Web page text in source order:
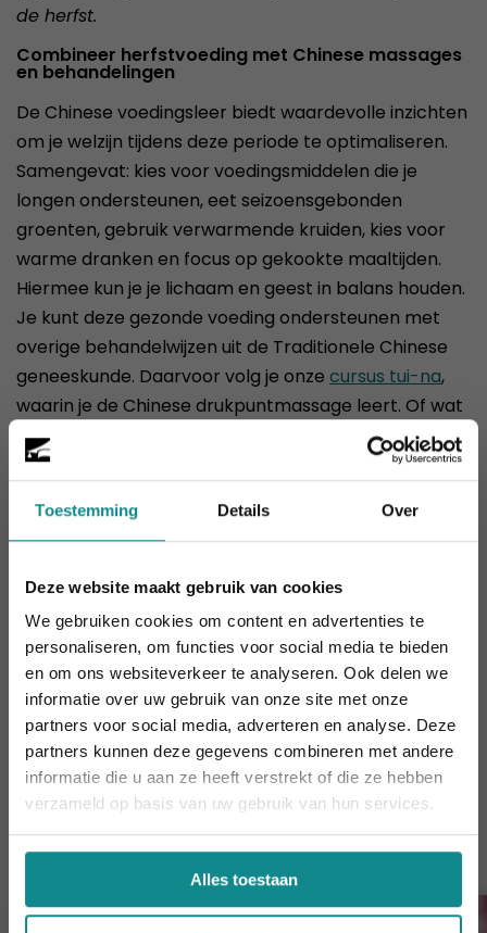
Toestemming Details Over
Deze website maakt gebruik van cookies
We gebruiken cookies om content en advertenties te
personaliseren, om functies voor social media te bieden
en om ons websiteverkeer te analyseren. Ook delen we
informatie over uw gebruik van onze site met onze
partners voor social media, adverteren en analyse. Deze
partners kunnen deze gegevens combineren met andere
informatie die u aan ze heeft verstrekt of die ze hebben
verzameld op basis van uw gebruik van hun services.
Alles toestaan
de herfst.
Combineer herfstvoeding met Chinese massages
en behandelingen
De Chinese voedingsleer biedt waardevolle inzichten
om je welzijn tijdens deze periode te optimaliseren.
Samengevat: kies voor voedingsmiddelen die je
longen ondersteunen, eet seizoensgebonden
groenten, gebruik verwarmende kruiden, kies voor
warme dranken en focus op gekookte maaltijden.
Hiermee kun je je lichaam en geest in balans houden.
Je kunt deze gezonde voeding ondersteunen met
overige behandelwijzen uit de Traditionele Chinese
geneeskunde. Daarvoor volg je onze cursus tui-na,
waarin je de Chinese drukpuntmassage leert. Of wat
dacht je van een cursus
Chinese hoofd-, nek- en
schoudermassage
? Daarnaast bieden we ook een
aan! Meer weten? Kom dan langs op een van onze
Lees ook:
Gezond eten volgens de Chinese voedingsleer
Gezond de zomer door met de Chinese
voedingsleer
Tips om gezond de herfst door te komen
Cursussen die je mogelijk ook
interesseren
Laatste week! 10% korting t.e.m. 15 augustus,
daarna eindigt de zomeractie definitief.
Sluiten